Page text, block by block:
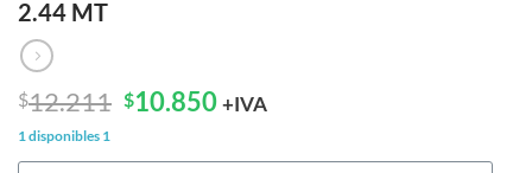
2.44 MT
$12.211 El
$10.850El
+IVA
1 disponibles 1